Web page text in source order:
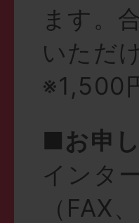
ます。
いただ
※1,500
■お申
インタ
（FAX